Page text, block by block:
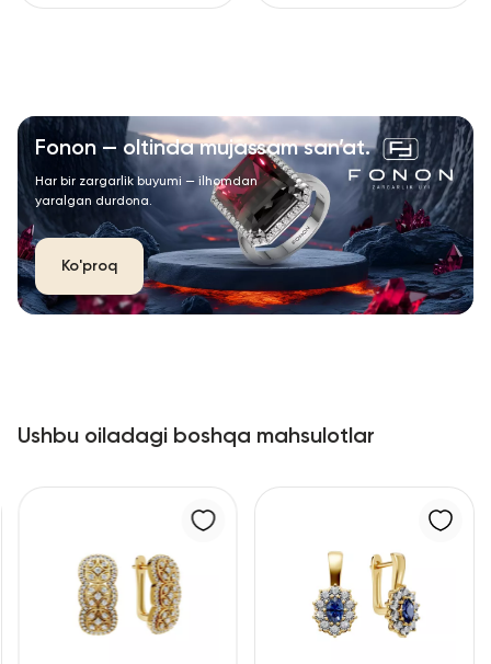
Fonon — oltinda mujassam san’at.
Har bir zargarlik buyumi — ilhomdan
yaralgan durdona.
Ko'proq
Ushbu oiladagi boshqa mahsulotlar